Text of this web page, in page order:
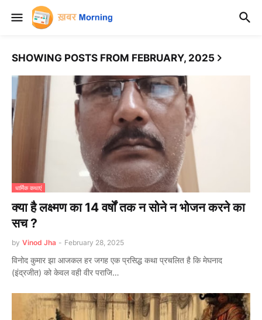
SHOWING POSTS FROM FEBRUARY, 2025
धार्मिक कथाएं
क्या है लक्ष्मण का 14 वर्षों तक न सोने न भोजन करने का
सच ?
by Vinod Jha - February 28, 2025
विनोद कुमार झा आजकल हर जगह एक प्रसिद्ध कथा प्रचलित है कि मेघनाद
(इंद्रजीत) को केवल वही वीर पराजि…